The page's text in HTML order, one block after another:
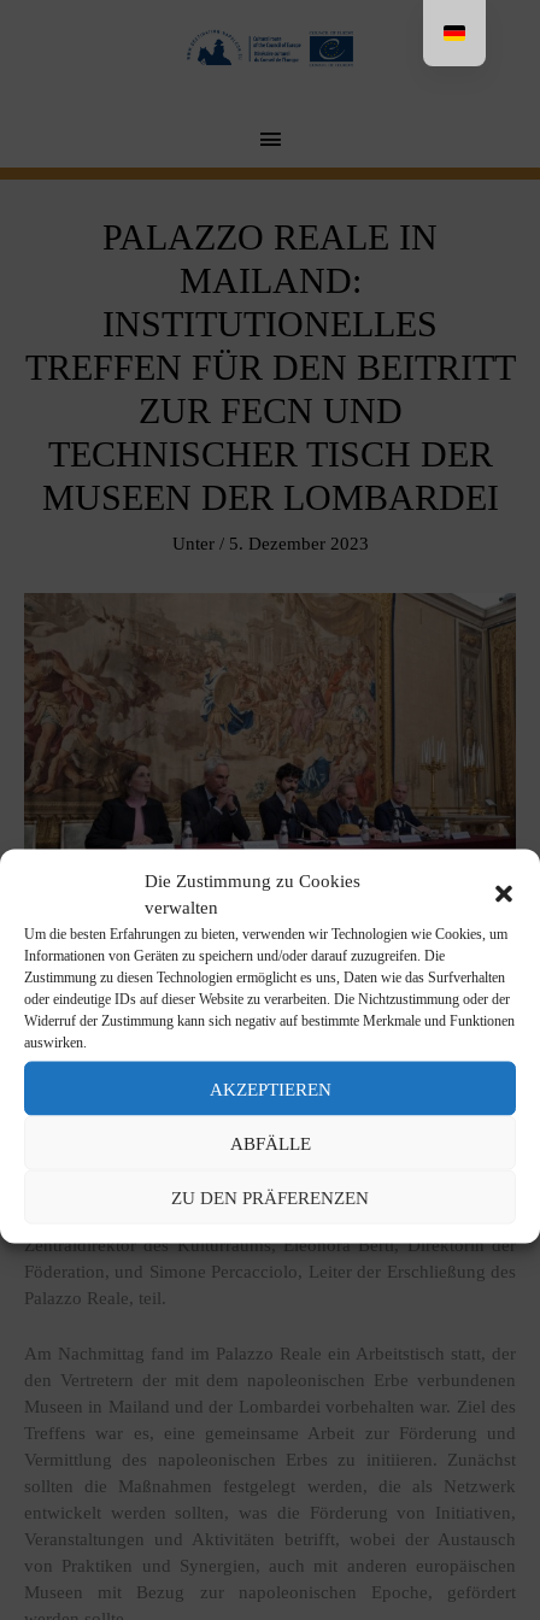
Die Zustimmung zu Cookies
verwalten
Um die besten Erfahrungen zu bieten, verwenden wir Technologien wie Cookies, um
Informationen von Geräten zu speichern und/oder darauf zuzugreifen. Die
Zustimmung zu diesen Technologien ermöglicht es uns, Daten wie das Surfverhalten
oder eindeutige IDs auf dieser Website zu verarbeiten. Die Nichtzustimmung oder der
Widerruf der Zustimmung kann sich negativ auf bestimmte Merkmale und Funktionen
auswirken.
AKZEPTIEREN
ABFÄLLE
ZU DEN PRÄFERENZEN
MENU
PRINCIPAL
PALAZZO REALE IN
MAILAND:
INSTITUTIONELLES
TREFFEN FÜR DEN BEITRITT
ZUR FECN UND
TECHNISCHER TISCH DER
MUSEEN DER LOMBARDEI
Unter / 5. Dezember 2023
Am 1. Dezember 2023 fand im Ersten Gobelinsaal des Palazzo
Reale ein institutionelles Treffen für den Beitritt vonPalazzo
Reale in Mailandin Italien, in derEuropäischer Verband der
die Anfang 2024 in unser europäisches Netzwerk
aufgenommen wurde.
Stadt Mailand, Charles Bonaparte, Gründer und Ehrenpräsident
Zentraldirektor des Kulturraums, Eleonora Berti, Direktorin der
Föderation, und Simone Percacciolo, Leiter der Erschließung des
Palazzo Reale, teil.
Am Nachmittag fand im Palazzo Reale ein Arbeitstisch statt, der
den Vertretern der mit dem napoleonischen Erbe verbundenen
Museen in Mailand und der Lombardei vorbehalten war. Ziel des
Treffens war es, eine gemeinsame Arbeit zur Förderung und
Vermittlung des napoleonischen Erbes zu initiieren. Zunächst
sollten die Maßnahmen festgelegt werden, die als Netzwerk
entwickelt werden sollten, was die Förderung von Initiativen,
Veranstaltungen und Aktivitäten betrifft, wobei der Austausch
von Praktiken und Synergien, auch mit anderen europäischen
Museen mit Bezug zur napoleonischen Epoche, gefördert